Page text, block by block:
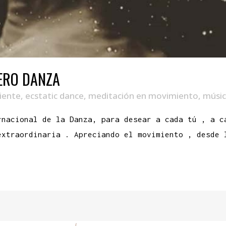
DANZA
, ecstatic dance, meditación en movimiento,
de la Danza, para desear a cada tú , a
. Apreciando el movimiento ,